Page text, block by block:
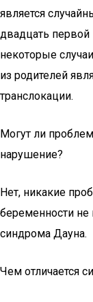
является
двадцать
некоторые
из родителей
транслокации.
Могут ли
нарушение?
Нет, никакие
беременности не
синдрома Дауна.
Чем отличается